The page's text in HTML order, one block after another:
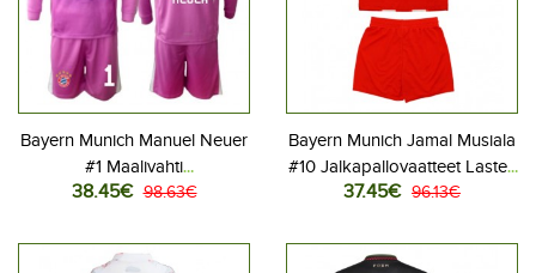
Bayern Munich Manuel Neuer
#1 Maalivahti
Jalkapallovaatteet Lasten
Pitkähihainen (+ Lyhyet
38.45€ 98.63€
Bayern Munich Jamal Musiala
#10 Jalkapallovaatteet Lasten
Kotipeliasu 2025-26
housut)
37.45€ 96.13€